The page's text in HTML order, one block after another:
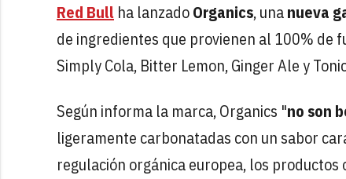
Red Bull ha lanzadoOrganics, unanueva
de ingredientes que provienen al 100% de
Simply Cola, Bitter Lemon, Ginger Ale y
Según informa la marca, Organics "no son
ligeramente carbonatadas con un sabor
regulación orgánica europea, los